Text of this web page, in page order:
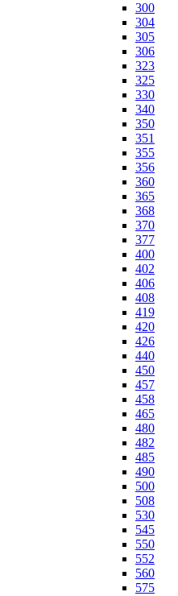
300
304
305
306
323
325
330
340
350
351
355
356
360
365
368
370
377
400
402
406
408
419
420
426
440
450
457
458
465
480
482
485
490
500
508
530
545
550
552
560
575